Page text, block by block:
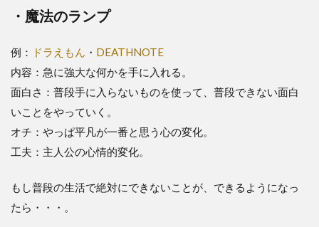
・魔法のランプ
例： ドラえもん ・ DEATHNOTE
内容：急に強大な何かを手に入れる。
面白さ：普段手に入らないものを使って、普段できない面白
いことをやっていく。
オチ：やっぱ平凡が一番と思う心の変化。
工夫：主人公の心情的変化。
もし普段の生活で絶対にできないことが、できるようになっ
たら・・・。